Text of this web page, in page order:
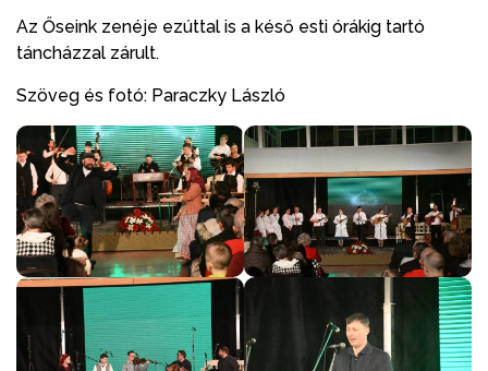
Az Őseink zenéje ezúttal is a késő esti órákig tartó
táncházzal zárult.
Szöveg és fotó: Paraczky László